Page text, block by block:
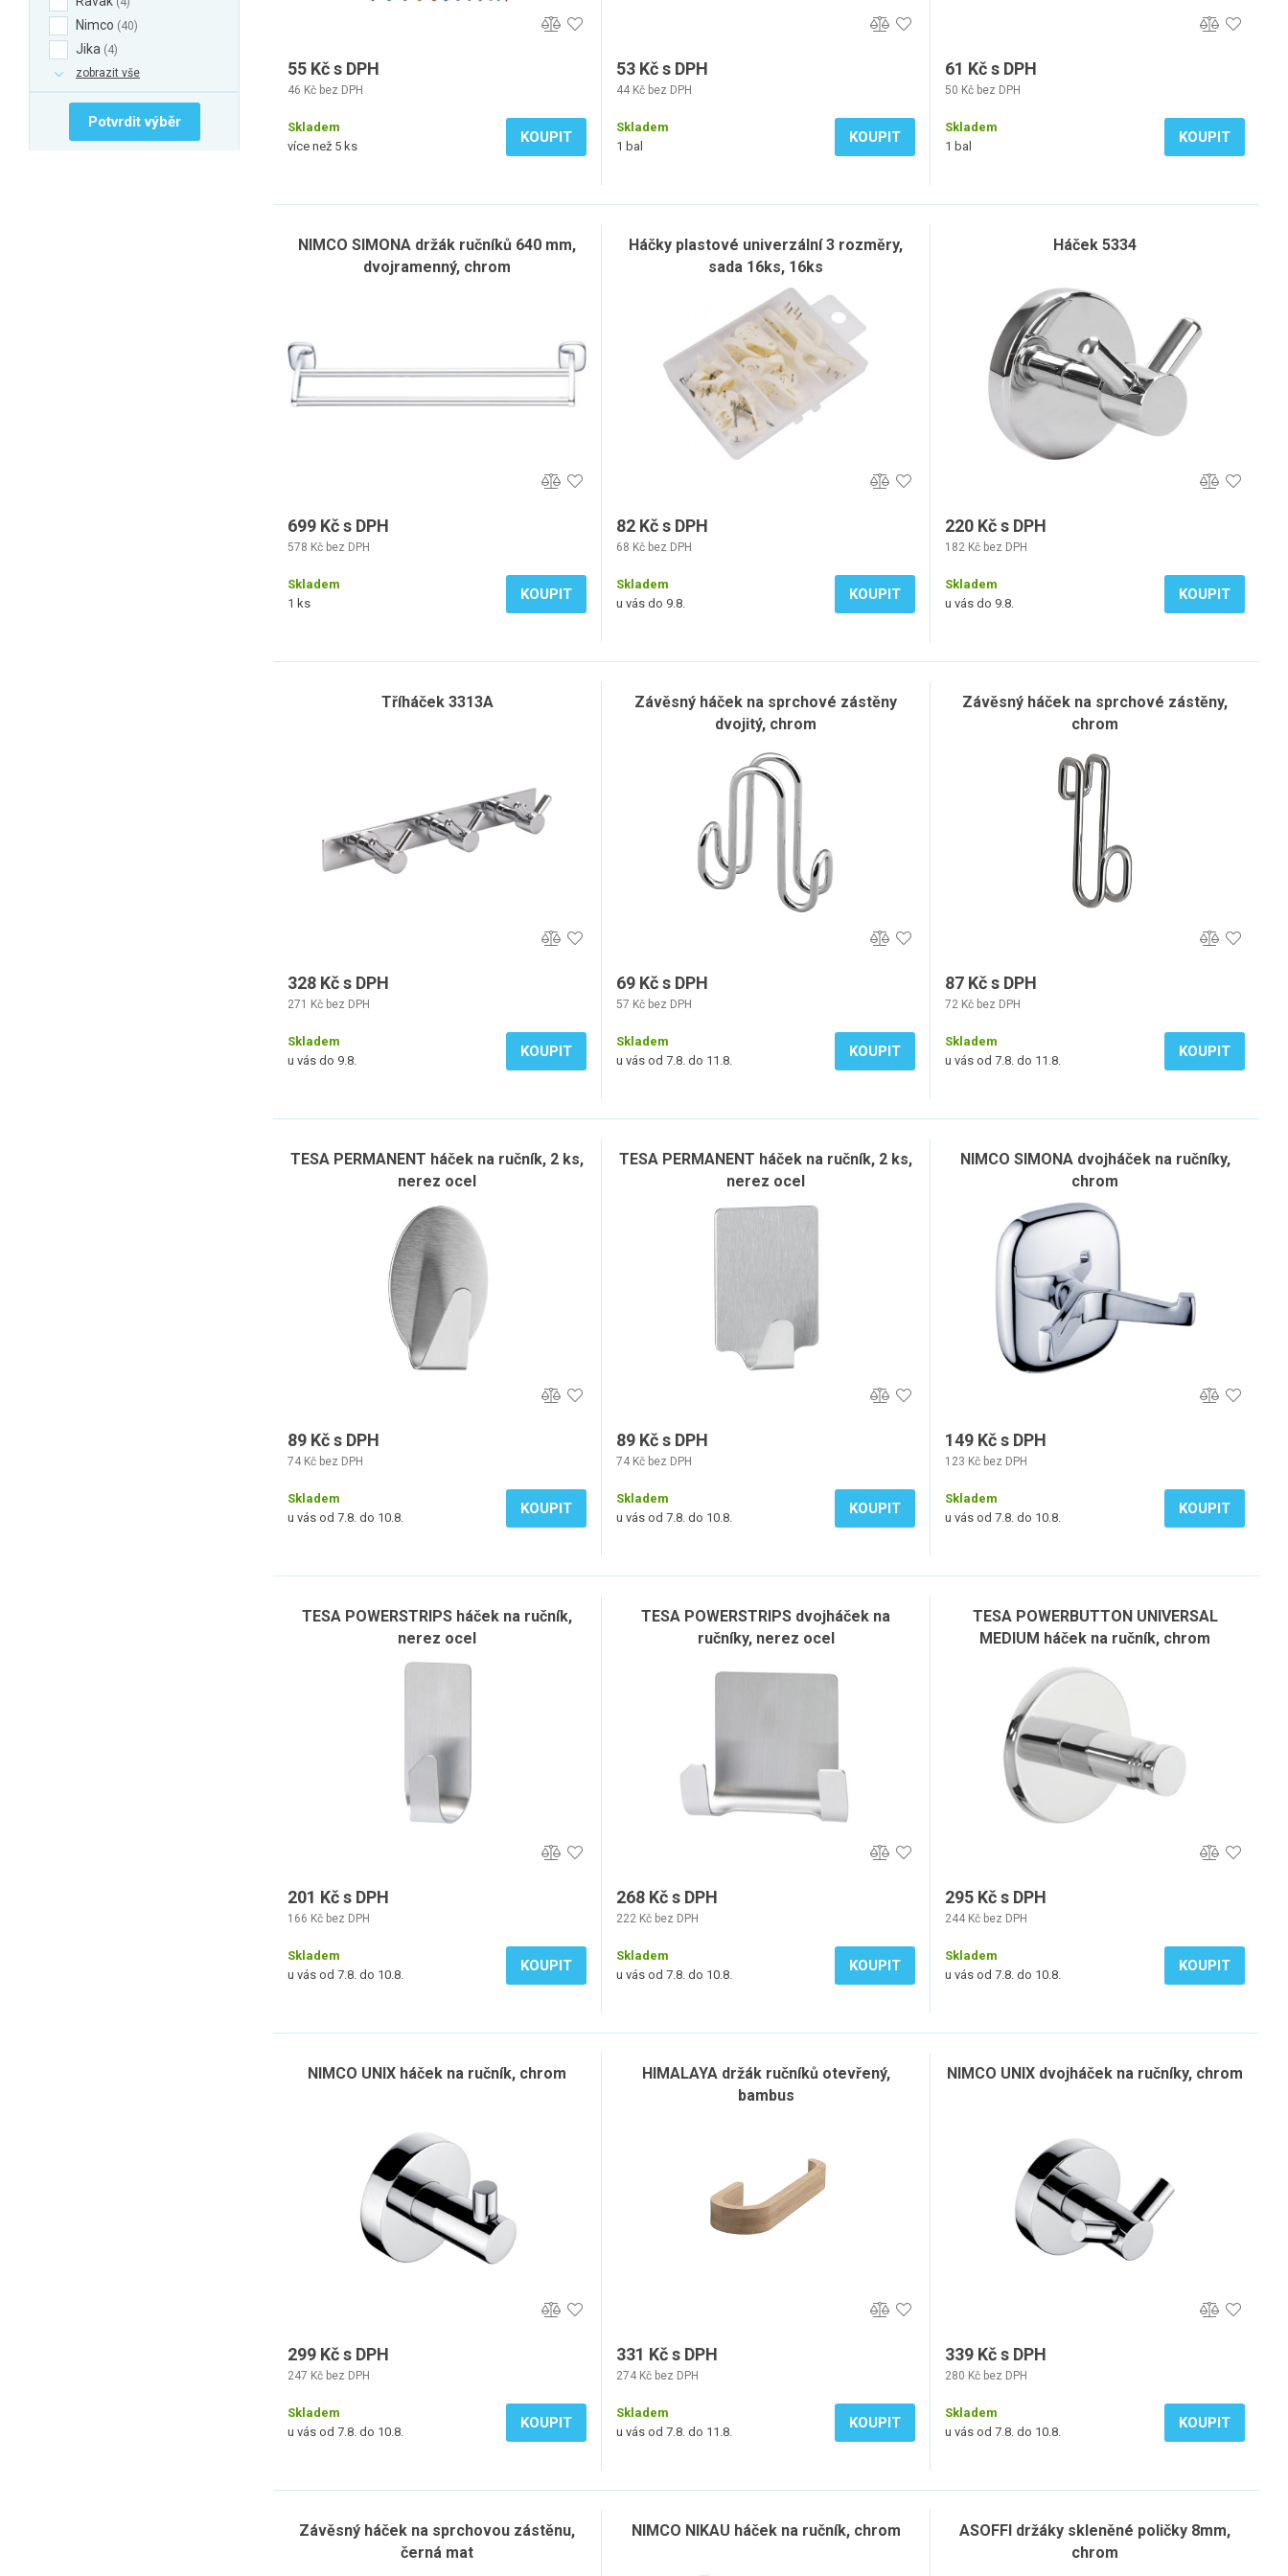
Nimco 40
Jika
4
zobrazit vše
Potvrdit výběr
55 Kč s DPH
46 Kč bez DPH
Skladem
více než 5 ks
KOUPIT
53 Kč s DPH
44 Kč bez DPH
Skladem
1 bal
KOUPIT
61 Kč s DPH
50 Kč bez DPH
Skladem
1 bal
KOUPIT
NIMCO SIMONA držák ručníků 640 mm,
dvojramenný, chrom
699 Kč s DPH
578 Kč bez DPH
Skladem
1 ks
KOUPIT
Háčky plastové univerzální 3 rozměry,
sada 16ks, 16ks
82 Kč s DPH
68 Kč bez DPH
Skladem
u vás do 9.8.
KOUPIT
Háček 5334
220 Kč s DPH
182 Kč bez DPH
Skladem
u vás do 9.8.
KOUPIT
Tříháček 3313A
328 Kč s DPH
271 Kč bez DPH
Skladem
u vás do 9.8.
KOUPIT
Závěsný háček na sprchové zástěny
dvojitý, chrom
69 Kč s DPH
57 Kč bez DPH
Skladem
u vás od 7.8. do 11.8.
KOUPIT
Závěsný háček na sprchové zástěny,
chrom
87 Kč s DPH
72 Kč bez DPH
Skladem
u vás od 7.8. do 11.8.
KOUPIT
TESA PERMANENT háček na ručník, 2 ks,
nerez ocel
89 Kč s DPH
74 Kč bez DPH
Skladem
u vás od 7.8. do 10.8.
KOUPIT
TESA PERMANENT háček na ručník, 2 ks,
nerez ocel
89 Kč s DPH
74 Kč bez DPH
Skladem
u vás od 7.8. do 10.8.
KOUPIT
NIMCO SIMONA dvojháček na ručníky,
chrom
149 Kč s DPH
123 Kč bez DPH
Skladem
u vás od 7.8. do 10.8.
KOUPIT
TESA POWERSTRIPS háček na ručník,
nerez ocel
201 Kč s DPH
166 Kč bez DPH
Skladem
u vás od 7.8. do 10.8.
KOUPIT
TESA POWERSTRIPS dvojháček na
ručníky, nerez ocel
268 Kč s DPH
222 Kč bez DPH
Skladem
u vás od 7.8. do 10.8.
KOUPIT
TESA POWERBUTTON UNIVERSAL
MEDIUM háček na ručník, chrom
295 Kč s DPH
244 Kč bez DPH
Skladem
u vás od 7.8. do 10.8.
KOUPIT
NIMCO UNIX háček na ručník, chrom
299 Kč s DPH
247 Kč bez DPH
Skladem
u vás od 7.8. do 10.8.
KOUPIT
HIMALAYA držák ručníků otevřený,
bambus
331 Kč s DPH
274 Kč bez DPH
Skladem
u vás od 7.8. do 11.8.
KOUPIT
NIMCO UNIX dvojháček na ručníky, chrom
339 Kč s DPH
280 Kč bez DPH
Skladem
u vás od 7.8. do 10.8.
KOUPIT
Závěsný háček na sprchovou zástěnu,
černá mat
NIMCO NIKAU háček na ručník, chrom
ASOFFI držáky skleněné poličky 8mm,
chrom